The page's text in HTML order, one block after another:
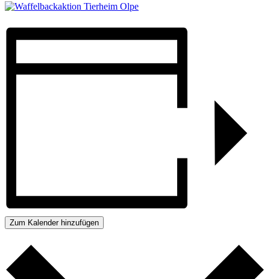
Zum Kalender hinzufügen